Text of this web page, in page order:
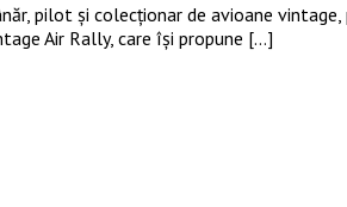
pilot și colecționar de avioane
Air Rally, care își propune […]